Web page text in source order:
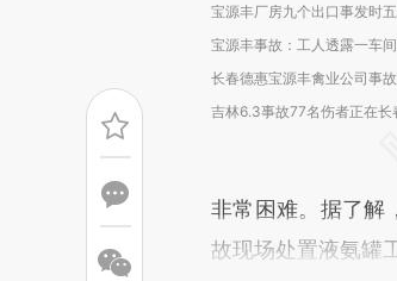
宝源丰厂房九个出口事发时
宝源丰事故：工人透露一车
长春德惠宝源丰禽业公司事
吉林6.3事故77名伤者正在长
非常困难。据了解
故现场处置液氨罐